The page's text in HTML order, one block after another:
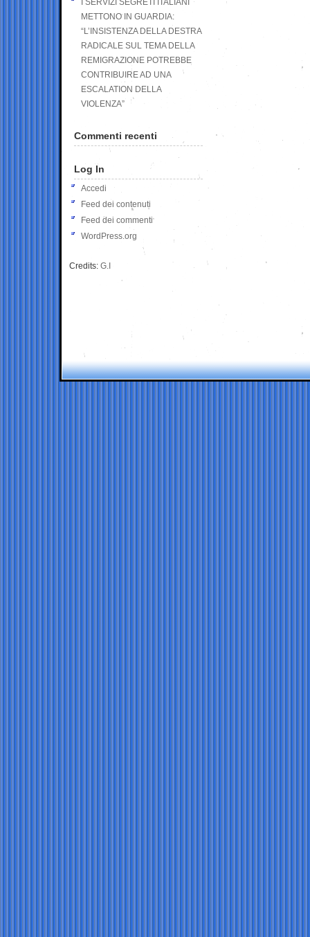
I SERVIZI SEGRETI ITALIANI
METTONO IN GUARDIA:
“L’INSISTENZA DELLA DESTRA
RADICALE SUL TEMA DELLA
REMIGRAZIONE POTREBBE
CONTRIBUIRE AD UNA
ESCALATION DELLA
VIOLENZA”
Commenti recenti
Log In
Accedi
Feed dei contenuti
Feed dei commenti
WordPress.org
Credits: G.I